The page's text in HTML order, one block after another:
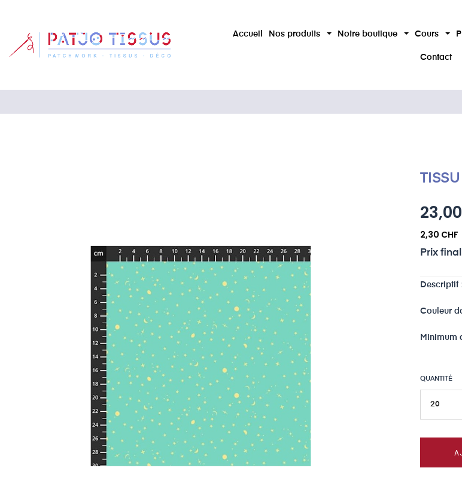
Accueil Nos produits Notre boutique Cours
Contact
2,30 CHF
Prix ​​final
Descriptif
Couleur
Minimum
QUANTITÉ